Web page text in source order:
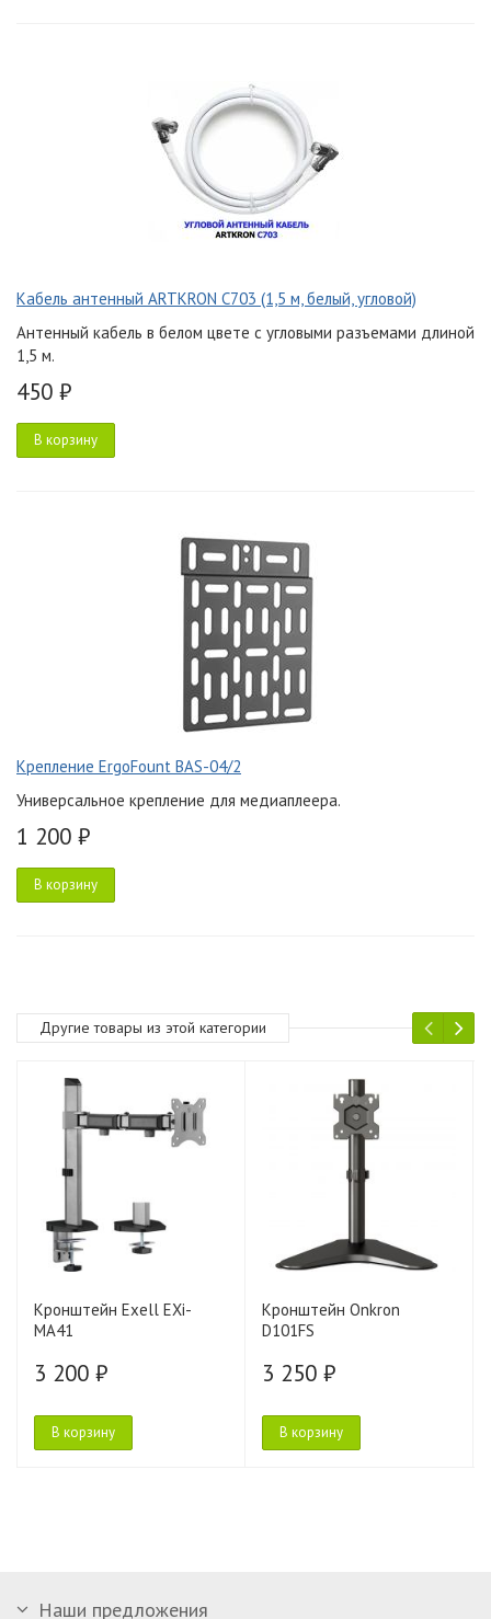
Кабель антенный ARTKRON C703 (1,5 м, белый, угловой)
Антенный кабель в белом цвете с угловыми разъемами длиной
1,5 м.
450 ₽
В корзину
Крепление ErgoFount BAS-04/2
Универсальное крепление для медиаплеера.
1 200 ₽
В корзину
Другие товары из этой категории
Кронштейн Exell EXi-
MA41
3 200 ₽
В корзину
Кронштейн Onkron
D101FS
3 250 ₽
В корзину
Наши предложения